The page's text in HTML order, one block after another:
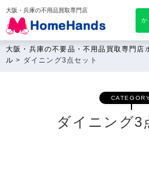
大阪・兵庫の不用品買取専門店
大阪・兵庫の不要品・不用品買取専門店
ル > ダイニング3点セット
ダイニング3